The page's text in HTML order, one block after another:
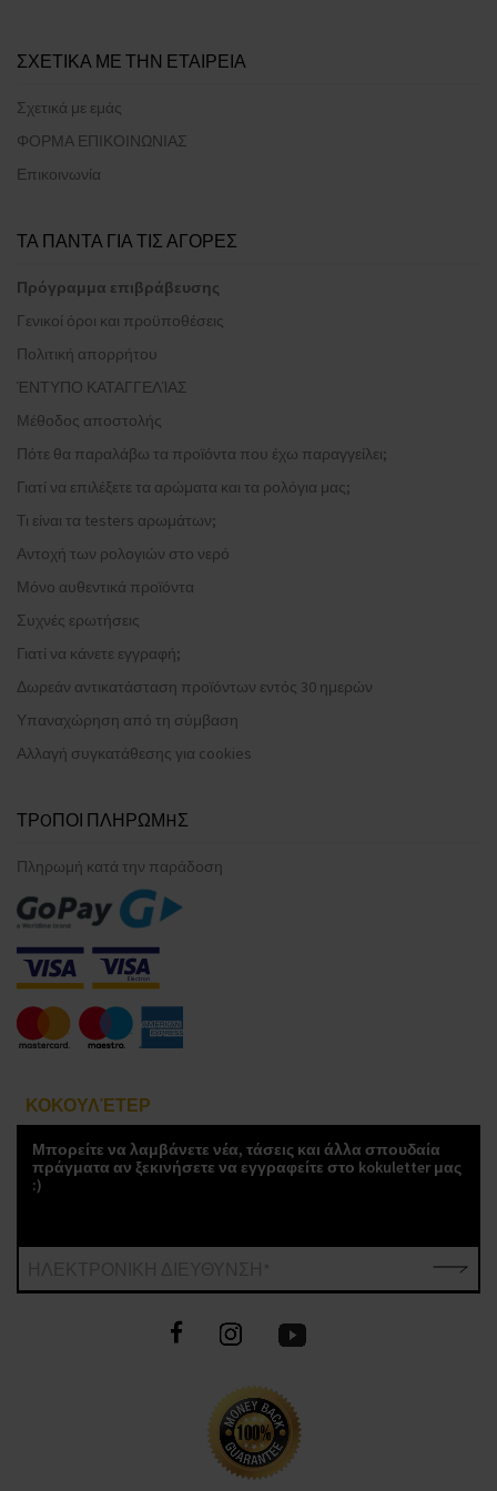
ΣΧΕΤΙΚΑ ΜΕ ΤΗΝ ΕΤΑΙΡΕΙΑ
Σχετικά με εμάς
ΦΟΡΜΑ ΕΠΙΚΟΙΝΩΝΙΑΣ
Επικοινωνία
ΤΑ ΠΑΝΤΑ ΓΙΑ ΤΙΣ ΑΓΟΡΕΣ
Πρόγραμμα επιβράβευσης
Γενικοί όροι και προϋποθέσεις
Πολιτική απορρήτου
ΈΝΤΥΠΟ ΚΑΤΑΓΓΕΛΊΑΣ
Μέθοδος αποστολής
Πότε θα παραλάβω τα προϊόντα που έχω παραγγείλει;
Γιατί να επιλέξετε τα αρώματα και τα ρολόγια μας;
Τι είναι τα testers αρωμάτων;
Αντοχή των ρολογιών στο νερό
Μόνο αυθεντικά προϊόντα
Συχνές ερωτήσεις
Γιατί να κάνετε εγγραφή;
Δωρεάν αντικατάσταση προϊόντων εντός 30 ημερών
Υπαναχώρηση από τη σύμβαση
Αλλαγή συγκατάθεσης για cookies
ΤΡOΠΟΙ ΠΛΗΡΩΜHΣ
Πληρωμή κατά την παράδοση
ΚΟΚΟΥΛΈΤΕΡ
Μπορείτε να λαμβάνετε νέα, τάσεις και άλλα σπουδαία
πράγματα αν ξεκινήσετε να εγγραφείτε στο kokuletter μας
:)